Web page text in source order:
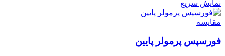
نمایش سریع
مقایسه
فورسپس پرمولر پایین